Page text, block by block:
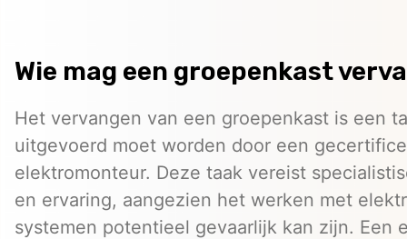
Wie mag een groepenkast
Het vervangen van een groepenkast is een
uitgevoerd moet worden door een
elektromonteur. Deze taak vereist
en ervaring, aangezien het werken met
systemen potentieel gevaarlijk kan zijn. Een